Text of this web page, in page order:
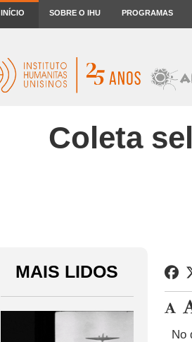
INÍCIO SOBRE O IHU PROGRAMAS
Coleta
MAIS LIDOS
No